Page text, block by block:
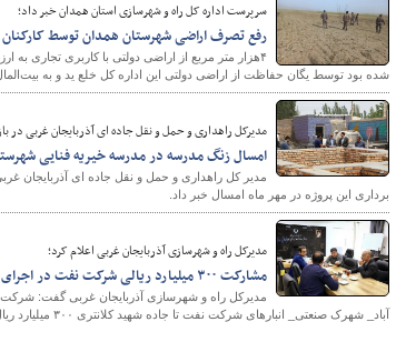
پایگاه خبری وزارت راه و
سرپرست اداره کل راه و شهرسازی استان همدان خبر داد؛
رفع تصرف اراضی شهرستان همدان توسط
شده بود توسط یگان حفاظت از اراضی دولتی این اداره کل خلع ید و به
مدیرکل راهداری و حمل و نقل جاده ای آذربایجان غربی
امسال زنگ مدرسه در مدرسه خیریه فنایی
مدیر کل راهداری و حمل و نقل جاده ای آذربایجان
برداری این پروژه در مهر ماه امسال خبر داد.
مدیرکل راه و شهرسازی آذربایجان غربی اعلام کرد؛
مشارکت ۳۰۰ میلیارد ریالی شرکت نفت در اجرای طرح های راهسازی
مدیرکل راه و شهرسازی آذربایجان غربی گفت: شرکت
آباد_ شهرک صنعتی_ انبارهای شرکت نفت تا جاده شهید کلانتری ۳۰۰ میلیارد ریال مشارکت مالی می کند.